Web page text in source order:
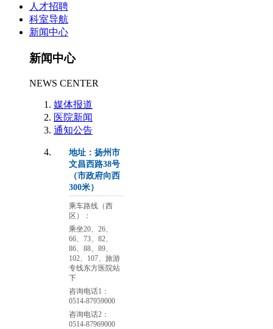
人才招聘
科室导航
新闻中心
新闻中心
NEWS CENTER
媒体报道
医院新闻
通知公告
地址：扬州市
文昌西路38号
（市政府向西
300米）
乘车路线（西
区）：
乘坐20、26、
66、73、82、
86、88、89、
102、107、旅游
专线东方医院站
下
咨询电话1：
0514-87959000
咨询电话2：
0514-87969000